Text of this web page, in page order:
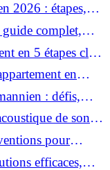
2026 : étapes,
complet,
en 5 étapes clés
en
: défis,
prix
de son
pour
?
efficaces,